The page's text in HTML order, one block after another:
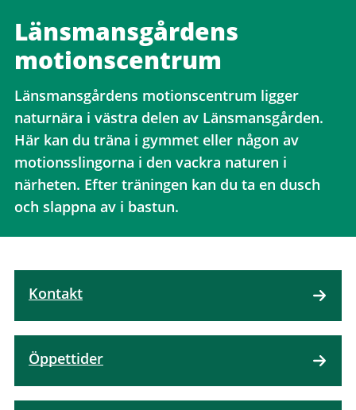
Länsmansgårdens
motionscentrum
Länsmansgårdens motionscentrum ligger
naturnära i västra delen av Länsmansgården.
Här kan du träna i gymmet eller någon av
motionsslingorna i den vackra naturen i
närheten. Efter träningen kan du ta en dusch
och slappna av i bastun.
Kontakt
Öppettider